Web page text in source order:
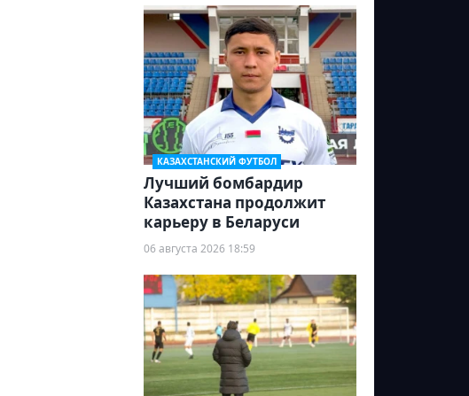
КАЗАХСТАНСКИЙ ФУТБОЛ
Лучший бомбардир
Казахстана продолжит
карьеру в Беларуси
06 августа 2026 18:59